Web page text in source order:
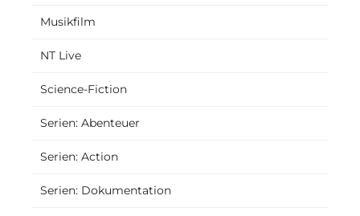
Musikfilm
NT Live
Science-Fiction
Serien: Abenteuer
Serien: Action
Serien: Dokumentation